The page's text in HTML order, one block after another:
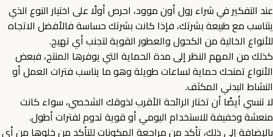
عند التفكير في شراء رول أون موود، احرص أولًا على اختيار النوع الذي
يتناسب مع طبيعة بشرتك، فإذا كانت بشرتك حساسة فالأفضل الاتجاه
للأنواع الخالية من الكحول والعطور القوية لتجنب أي تهيج.
كذلك من المهم النظر إلى مدة الحماية التي يوفرها المنتج، فبعض
الأنواع تمنحك حماية لساعات طويلة وهو ما يناسب فترات العمل أو
النشاط البدني المكثف.
لا تنسي أيضًا أن تختار الرائحة الأقرب لذوقك الشخصي، سواء كانت
منعشة وخفيفة للاستخدام اليومي أو قوية تدوم لفترات أطول.
بالإضافة إلى ذلك، تأكد من مراجعة المكونات للتأكد من خلوها من أي